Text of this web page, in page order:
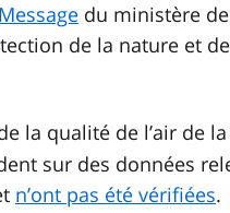
du ministère de
de la nature et
la qualité de l’air de la
sur des données
n’ont pas été vérifiées.